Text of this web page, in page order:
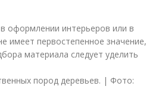
оформлении интерьеров или в
имеет первостепенное значение,
материала следует уделить
пород деревьев. | Фото: